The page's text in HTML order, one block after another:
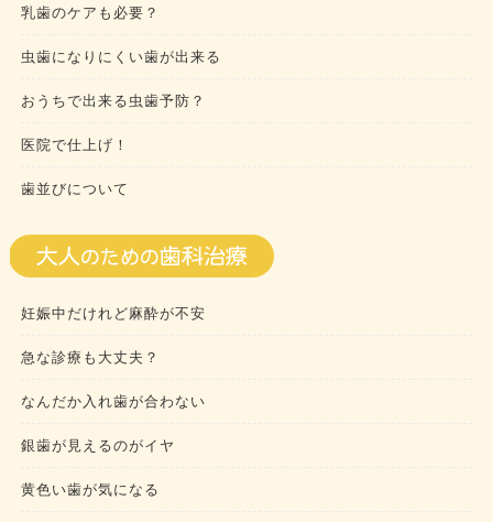
乳歯のケアも必要？
虫歯になりにくい歯が出来る
おうちで出来る虫歯予防？
医院で仕上げ！
歯並びについて
妊娠中だけれど麻酔が不安
急な診療も大丈夫？
なんだか入れ歯が合わない
銀歯が見えるのがイヤ
黄色い歯が気になる